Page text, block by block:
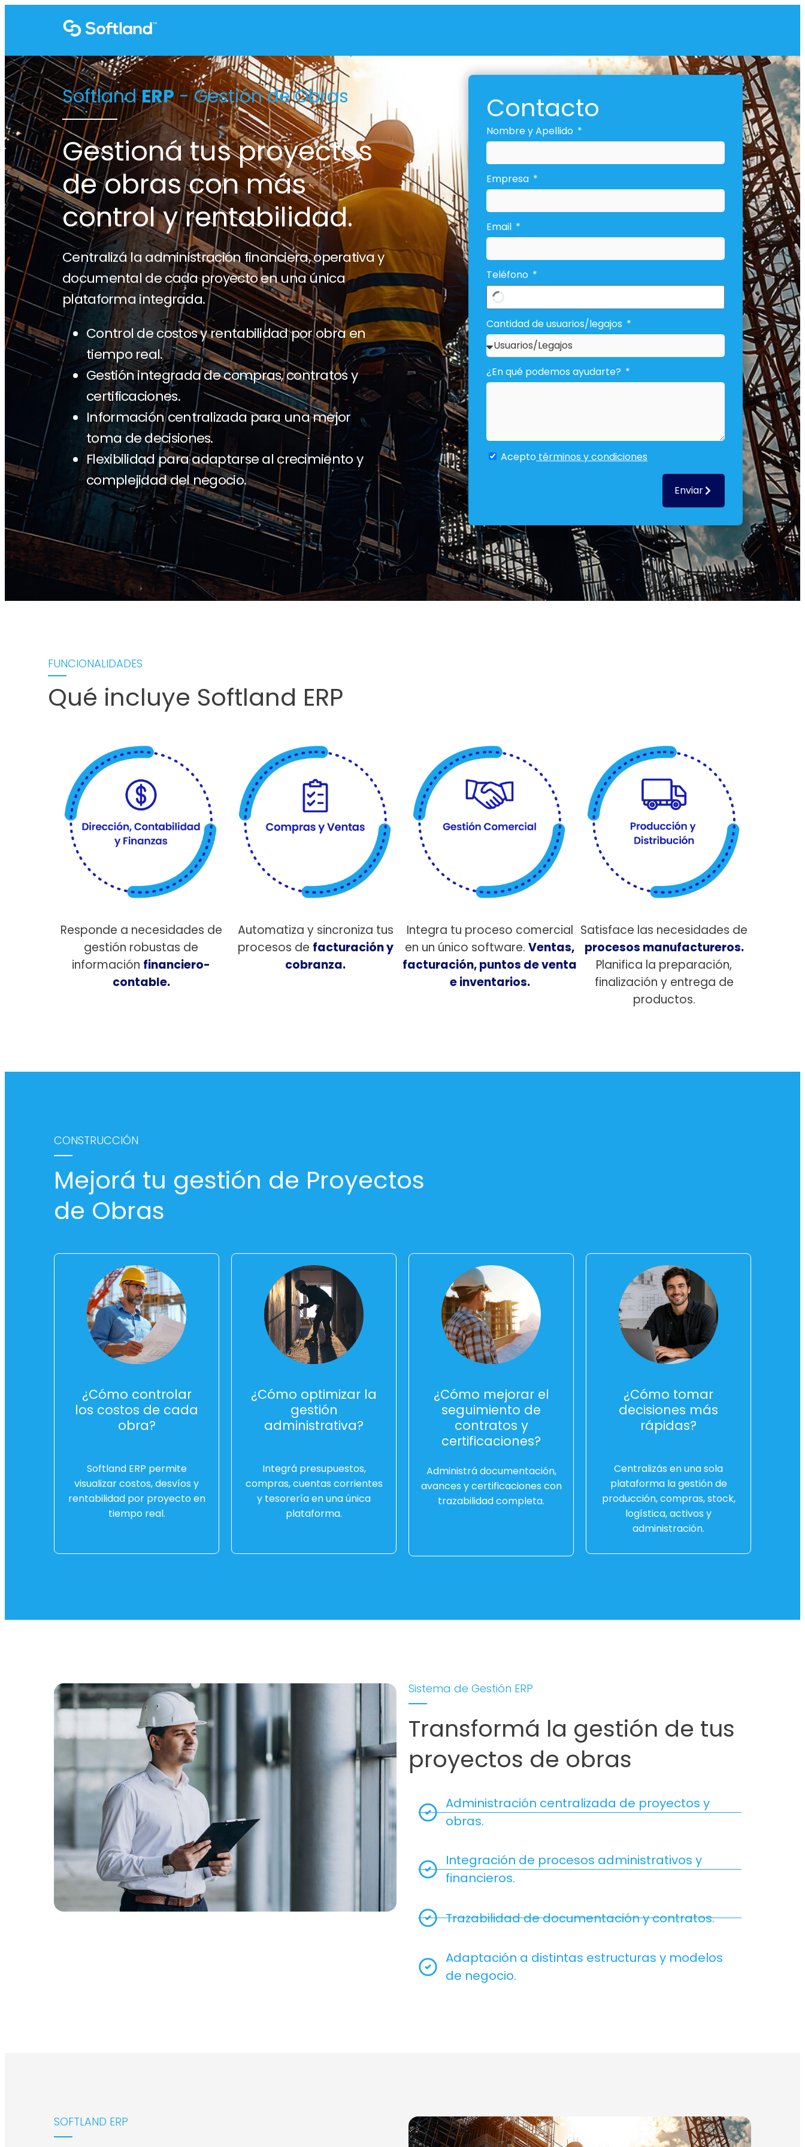
SoftlandERP- Gestión de Obras
Gestioná tus proyectos
de obras con más
control y rentabilidad.
Centralizá la administración financiera, operativa y
documental de cada proyecto en una única
plataforma integrada.
Control de costos y rentabilidad por obra en
tiempo real.
Gestión integrada de compras, contratos y
certificaciones.
Información centralizada para una mejor
toma de decisiones.
Flexibilidad para adaptarse al crecimiento y
complejidad del negocio.
Contacto
Nombre y Apellido
Empresa
Email
Teléfono
Cantidad de usuarios/legajos
¿En qué podemos ayudarte?
Acepto términos y condiciones
Enviar
FUNCIONALIDADES
Qué incluye Softland ERP
Responde a necesidades de
gestión robustas de
información financiero-
contable.
Automatiza y sincroniza tus
procesos de facturación y
cobranza.
Integra tu proceso comercial
en un único software. Ventas,
facturación, puntos de venta
e inventarios.
Satisface las necesidades de
procesos manufactureros.
Planifica la preparación,
finalización y entrega de
productos.
CONSTRUCCIÓN
Mejorá tu gestión de Proyectos
de Obras
¿Cómo controlar
los costos de cada
obra?
Softland ERP permite
visualizar costos, desvíos y
rentabilidad por proyecto en
tiempo real.
¿Cómo optimizar la
gestión
administrativa?
Integrá presupuestos,
compras, cuentas corrientes
y tesorería en una única
plataforma.
¿Cómo mejorar el
seguimiento de
contratos y
certificaciones?
Administrá documentación,
avances y certificaciones con
trazabilidad completa.
¿Cómo tomar
decisiones más
rápidas?
Centralizás en una sola
plataforma la gestión de
producción, compras, stock,
logística, activos y
administración.
Sistema de Gestión ERP
Transformá la gestión de tus
proyectos de obras
Administración centralizada de proyectos y
obras.
Integración de procesos administrativos y
financieros.
Trazabilidad de documentación y contratos.
Adaptación a distintas estructuras y modelos
de negocio.
SOFTLAND ERP